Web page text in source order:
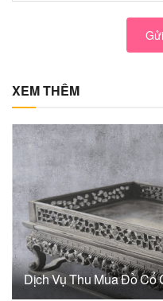
XEM THÊM
Dịch Vụ Thu Mua Đồ Cổ